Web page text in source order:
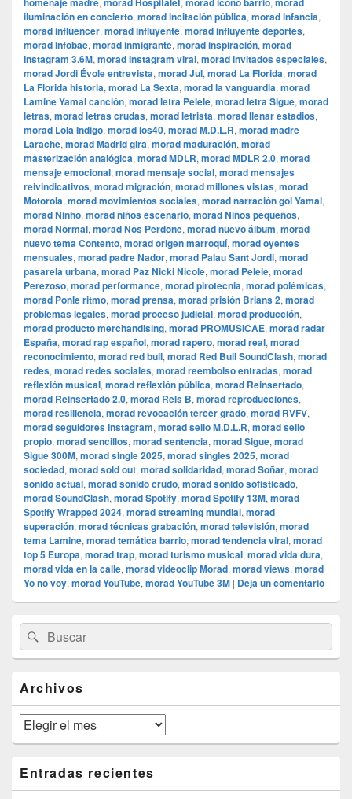
iluminación en concierto, morad incitación pública, morad infancia,
morad influencer, morad influyente, morad influyente deportes,
morad infobae, morad inmigrante, morad inspiración, morad
Instagram 3.6M, morad Instagram viral, morad invitados especiales,
morad Jordi Évole entrevista, morad Jul, morad La Florida, morad
La Florida historia, morad La Sexta, morad la vanguardia, morad
Lamine Yamal canción, morad letra Pelele, morad letra Sigue, morad
letras, morad letras crudas, morad letrista, morad llenar estadios,
morad Lola Indigo, morad los40, morad M.D.L.R, morad madre
Larache, morad Madrid gira, morad maduración, morad
masterización analógica, morad MDLR, morad MDLR 2.0, morad
mensaje emocional, morad mensaje social, morad mensajes
reivindicativos, morad migración, morad millones vistas, morad
Motorola, morad movimientos sociales, morad narración gol Yamal,
morad Ninho, morad niños escenario, morad Niños pequeños,
morad Normal, morad Nos Perdone, morad nuevo álbum, morad
nuevo tema Contento, morad origen marroquí, morad oyentes
mensuales, morad padre Nador, morad Palau Sant Jordi, morad
pasarela urbana, morad Paz Nicki Nicole, morad Pelele, morad
Perezoso, morad performance, morad pirotecnia, morad polémicas,
morad Ponle ritmo, morad prensa, morad prisión Brians 2, morad
problemas legales, morad proceso judicial, morad producción,
morad producto merchandising, morad PROMUSICAE, morad radar
España, morad rap español, morad rapero, morad real, morad
reconocimiento, morad red bull, morad Red Bull SoundClash, morad
redes, morad redes sociales, morad reembolso entradas, morad
reflexión musical, morad reflexión pública, morad Reinsertado,
morad Reinsertado 2.0, morad Rels B, morad reproducciones,
morad resiliencia, morad revocación tercer grado, morad RVFV,
morad seguidores Instagram, morad sello M.D.L.R, morad sello
propio, morad sencillos, morad sentencia, morad Sigue, morad
Sigue 300M, morad single 2025, morad singles 2025, morad
sociedad, morad sold out, morad solidaridad, morad Soñar, morad
sonido actual, morad sonido crudo, morad sonido sofisticado,
morad SoundClash, morad Spotify, morad Spotify 13M, morad
Spotify Wrapped 2024, morad streaming mundial, morad
superación, morad técnicas grabación, morad televisión, morad
tema Lamine, morad temática barrio, morad tendencia viral, morad
top 5 Europa, morad trap, morad turismo musical, morad vida dura,
morad vida en la calle, morad videocli‏p Morad, morad views, morad
Yo no voy, morad YouTube, morad YouTube 3M | Deja un comentario
área
de
widget
lateral
primaria
Buscar
por:
Buscar
Archivos
Archivos
Entradas recientes